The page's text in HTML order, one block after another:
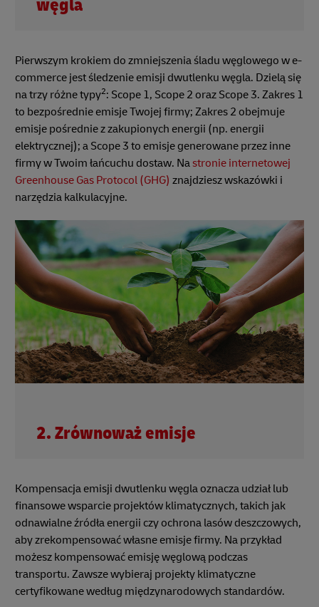
węgla
Pierwszym krokiem do zmniejszenia śladu węglowego w e-
commerce jest śledzenie emisji dwutlenku węgla. Dzielą się
na trzy różne typy2: Scope 1, Scope 2 oraz Scope 3. Zakres 1
to bezpośrednie emisje Twojej firmy; Zakres 2 obejmuje
emisje pośrednie z zakupionych energii (np. energii
elektrycznej); a Scope 3 to emisje generowane przez inne
firmy w Twoim łańcuchu dostaw. Nastronie internetowej
Greenhouse Gas Protocol (GHG) znajdziesz wskazówki i
narzędzia kalkulacyjne.
2. Zrównoważ emisje
Kompensacja emisji dwutlenku węgla oznacza udział lub
finansowe wsparcie projektów klimatycznych, takich jak
odnawialne źródła energii czy ochrona lasów deszczowych,
aby zrekompensować własne emisje firmy. Na przykład
możesz kompensować emisję węglową podczas
transportu. Zawsze wybieraj projekty klimatyczne
certyfikowane według międzynarodowych standardów.